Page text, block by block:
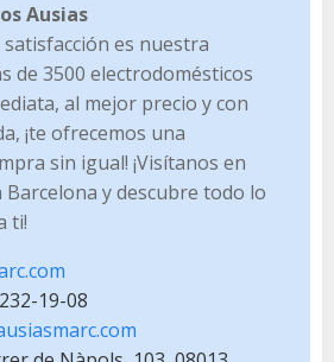
Ausias
es nuestra
de 3500 electrodomésticos
al mejor precio y con
¡te ofrecemos una
sin igual! ¡Visítanos en
y descubre todo lo
ti!
19-08